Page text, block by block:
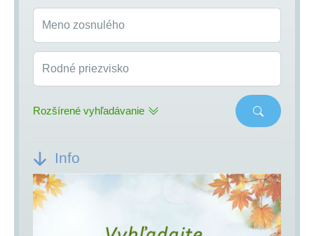
Meno zosnulého
Rodné priezvisko
Rozšírené vyhľadávanie
Info